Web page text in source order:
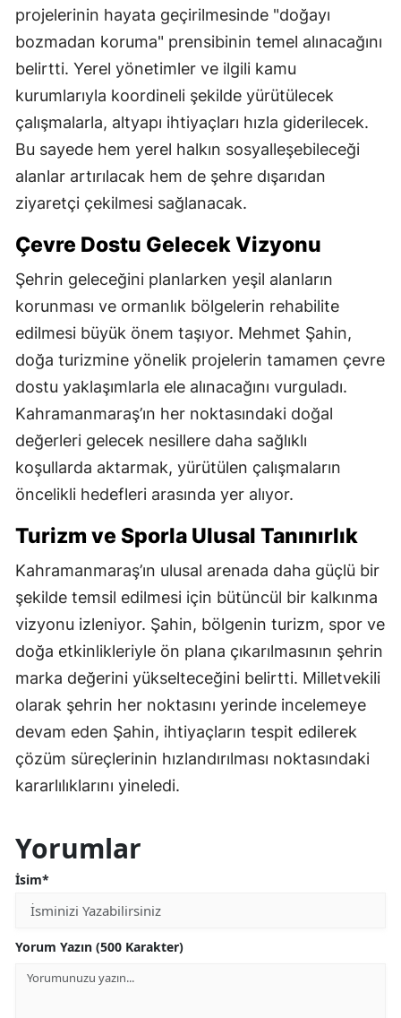
projelerinin hayata geçirilmesinde "doğayı
bozmadan koruma" prensibinin temel alınacağını
belirtti. Yerel yönetimler ve ilgili kamu
kurumlarıyla koordineli şekilde yürütülecek
çalışmalarla, altyapı ihtiyaçları hızla giderilecek.
Bu sayede hem yerel halkın sosyalleşebileceği
alanlar artırılacak hem de şehre dışarıdan
ziyaretçi çekilmesi sağlanacak.
Çevre Dostu Gelecek Vizyonu
Şehrin geleceğini planlarken yeşil alanların
korunması ve ormanlık bölgelerin rehabilite
edilmesi büyük önem taşıyor. Mehmet Şahin,
doğa turizmine yönelik projelerin tamamen çevre
dostu yaklaşımlarla ele alınacağını vurguladı.
Kahramanmaraş’ın her noktasındaki doğal
değerleri gelecek nesillere daha sağlıklı
koşullarda aktarmak, yürütülen çalışmaların
öncelikli hedefleri arasında yer alıyor.
Turizm ve Sporla Ulusal Tanınırlık
Kahramanmaraş’ın ulusal arenada daha güçlü bir
şekilde temsil edilmesi için bütüncül bir kalkınma
vizyonu izleniyor. Şahin, bölgenin turizm, spor ve
doğa etkinlikleriyle ön plana çıkarılmasının şehrin
marka değerini yükselteceğini belirtti. Milletvekili
olarak şehrin her noktasını yerinde incelemeye
devam eden Şahin, ihtiyaçların tespit edilerek
çözüm süreçlerinin hızlandırılması noktasındaki
kararlılıklarını yineledi.
Yorumlar
İsim*
Yorum Yazın (500 Karakter)